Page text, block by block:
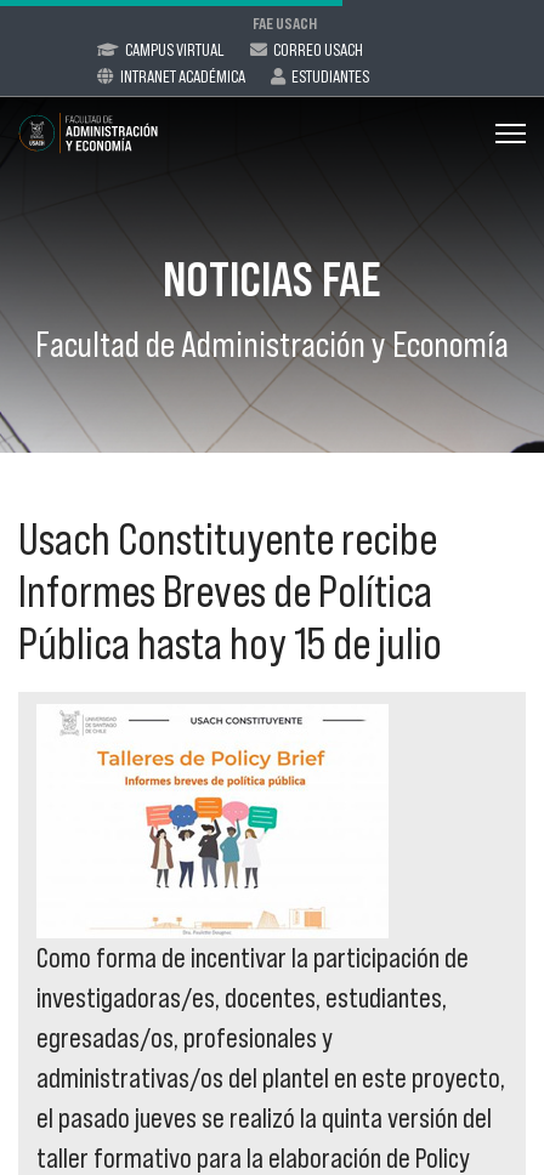
FAE USACH
CAMPUS VIRTUAL
CORREO USACH
INTRANET ACADÉMICA
ESTUDIANTES
NOTICIAS FAE
Facultad de Administración y Economía
Usach Constituyente recibe
Informes Breves de Política
Pública hasta hoy 15 de julio
Como forma de incentivar la participación de
investigadoras/es, docentes, estudiantes,
egresadas/os, profesionales y
administrativas/os del plantel en este proyecto,
el pasado jueves se realizó la quinta versión del
taller formativo para la elaboración de Policy